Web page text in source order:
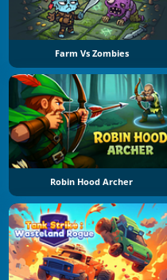
Farm Vs Zombies
Robin Hood Archer